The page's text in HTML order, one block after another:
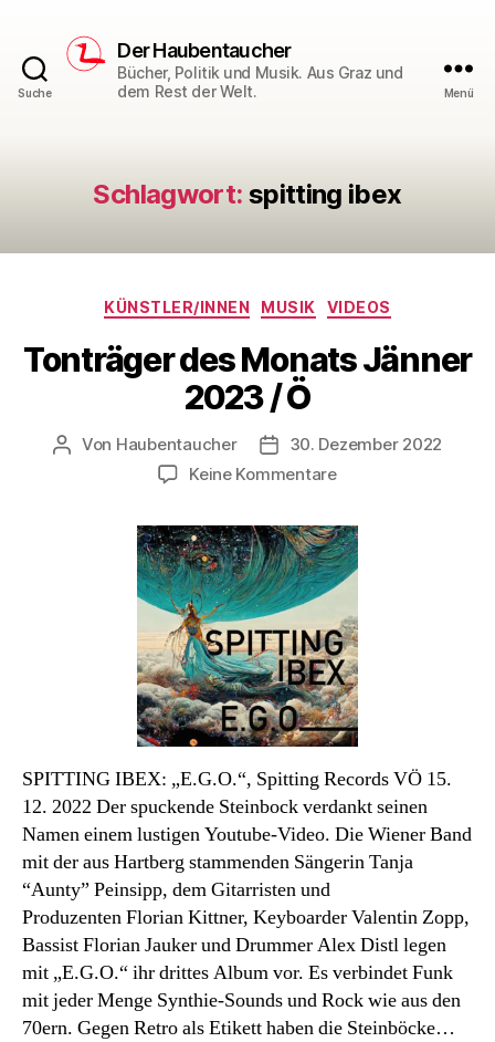
Suche
Der Haubentaucher
Bücher, Politik und Musik. Aus Graz und
dem Rest der Welt.
Menü
Schlagwort: spitting ibex
Kategorien
KÜNSTLER/INNEN MUSIK VIDEOS
Tonträger des Monats Jänner
2023 / Ö
Beitragsautor
Von Haubentaucher Veröffentlichungsdatum
30. Dezember 2022
Keine Kommentarezu
des
Monats
Jänner
2023
/
Ö
SPITTING IBEX: „E.G.O.“, Spitting Records VÖ 15.
12. 2022 Der spuckende Steinbock verdankt seinen
Namen einem lustigen Youtube-Video. Die Wiener Band
mit der aus Hartberg stammenden Sängerin Tanja
“Aunty” Peinsipp, dem Gitarristen und
Produzenten Florian Kittner, Keyboarder Valentin Zopp,
Bassist Florian Jauker und Drummer Alex Distl legen
mit „E.G.O.“ ihr drittes Album vor. Es verbindet Funk
mit jeder Menge Synthie-Sounds und Rock wie aus den
70ern. Gegen Retro als Etikett haben die Steinböcke…